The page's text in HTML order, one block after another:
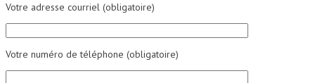
Votre adresse courriel (obligatoire)
Votre numéro de téléphone (obligatoire)